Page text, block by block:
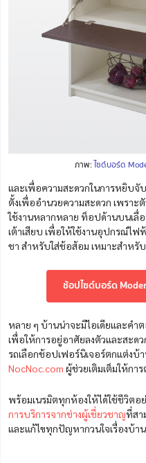
ภาพ:ไซด์บอร์ด
และเพื่อความสะดวกในการหยิบจั
ตั้งเพื่ออำนวยความสะดวก เพรา
ใช้งานหลากหลาย ท็อปด้านบนเลื่
เต้าเสียบ เพื่อให้ใช้งานอุปกรณ์ไ
ชา สำหรับใส่ช้อส้อม เหมาะสำห
ช้อปไซด์บอร์ด
หลาย ๆ บ้านน่าจะมีไอเดียและค
เพื่อให้การอยู่อาศัยลงตัวและสะด
รถเลือกช้อปเฟอร์นิเจอร์ตกแต่งบ้
NocNoc.com ผู้ช่วยเติมเต็มให้กา
พร้อมเนรมิตทุกห้องให้ได้ใช้ชีวิตอ
การบริการจากช่างผู้เชี่ยวชาญที่สา
และแก้ไขทุกปัญหากวนใจเรื่องบ้า